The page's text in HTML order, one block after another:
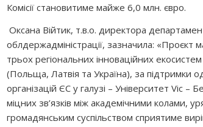
Комісії становитиме майже 6,0 млн. євро.
Оксана Війтик, т.в.о. директора
облдержадміністрації, зазначила: «Проєкт
трьох регіональних інноваційних
(Польща, Латвія та Україна), за підтримки
організацій ЄС у галузі – Університет Vic –
міцних зв’язків між академічними колами,
громадянським суспільством сприятиме